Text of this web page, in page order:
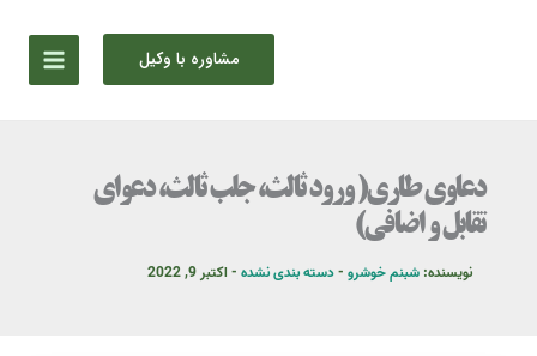
مشاوره با وکیل
دعاوی طاری( ورود ثالث، جلب ثالث، دعوای
تقابل و اضافی)
نویسنده: شبنم خوشرو -دسته بندی نشده- اکتبر 9, 2022